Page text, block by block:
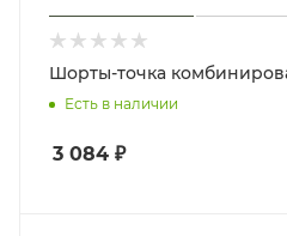
Шорты-точка
Есть в наличии
3 084 ₽